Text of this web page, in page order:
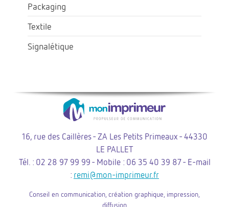
Packaging
Textile
Signalétique
16, rue des Caillères - ZA Les Petits Primeaux - 44330
LE PALLET
Tél. : 02 28 97 99 99 - Mobile : 06 35 40 39 87 - E-mail
: remi@mon-imprimeur.fr
Conseil en communication, création graphique, impression,
diffusion